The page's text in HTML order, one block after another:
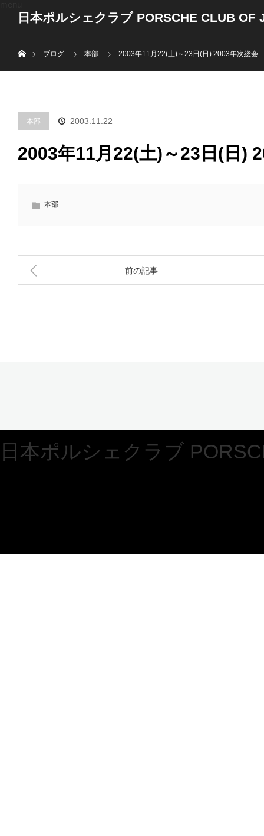
日本ポルシェクラブ PORSCHE CLUB OF
ブログ
本部 2003年11月22(土)～23日(日) 2003年次総会
本部 2003.11.22
2003年11月22(土)～23日(日)
本部
前の記事
日本ポルシェクラブ